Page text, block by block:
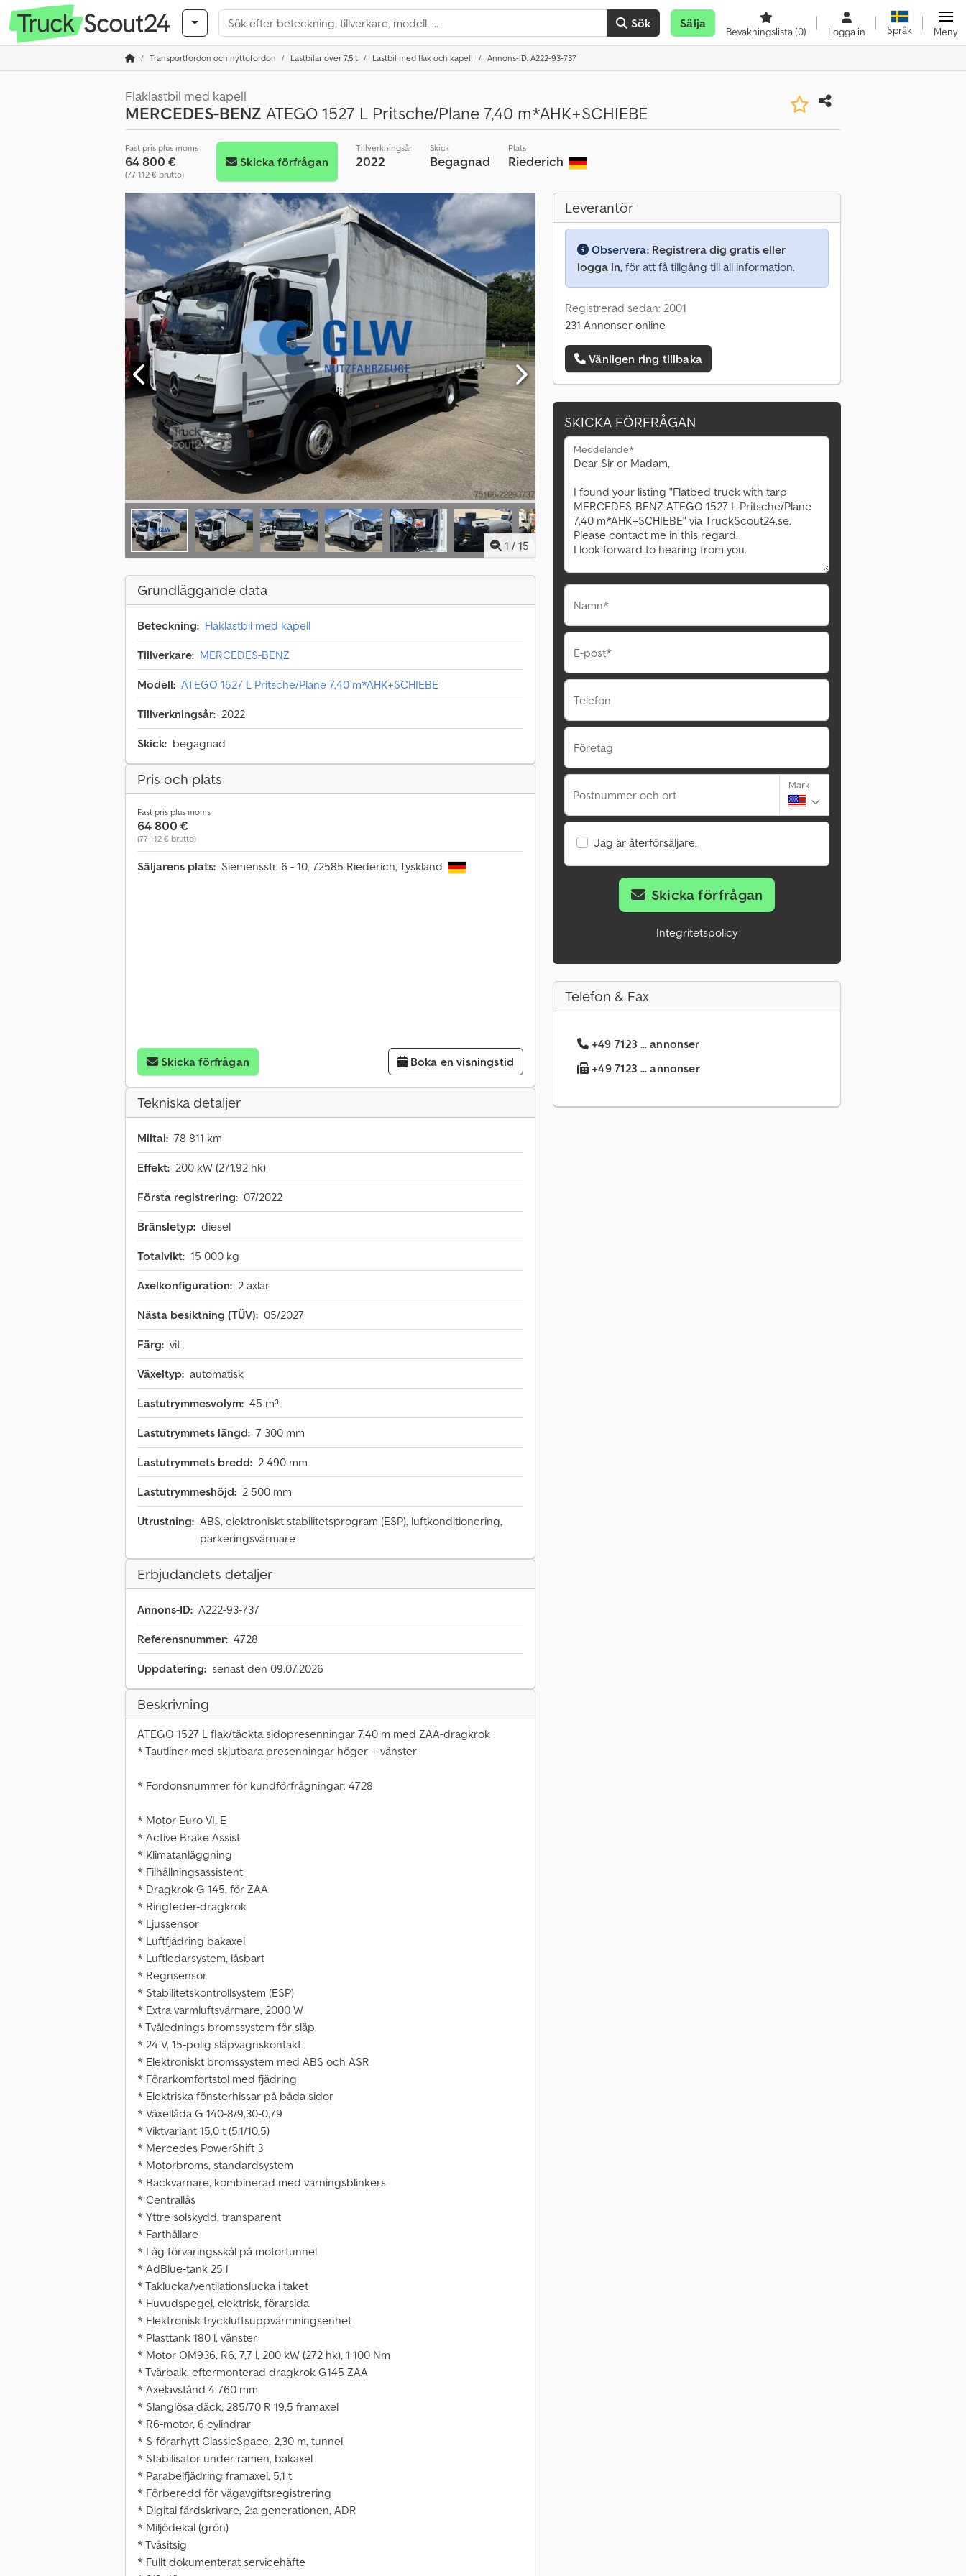
Sök Sälja
Bevakningslista(0) Logga in Språk Meny
Transportfordon och nyttofordon Lastbilar över 7,5 t Lastbil med flak och kapell Annons-ID: A222-93-737
Flaklastbil med kapell
MERCEDES-BENZ ATEGO 1527 L Pritsche/Plane 7,40 m*AHK+SCHIEBE
Fast pris plus moms
64 800 €
(77 112 € brutto)
Skicka förfrågan
Tillverkningsår
2022
Skick
Begagnad
Plats
Riederich
1 / 15
Grundläggande data
Beteckning: Flaklastbil med kapell
Tillverkare: MERCEDES-BENZ
Modell: ATEGO 1527 L Pritsche/Plane 7,40 m*AHK+SCHIEBE
Tillverkningsår: 2022
Skick: begagnad
Pris och plats
Fast pris plus moms
64 800 €
(77 112 € brutto)
Säljarens plats: Siemensstr. 6 - 10, 72585 Riederich, Tyskland
Skicka förfrågan Boka en visningstid
Tekniska detaljer
Miltal: 78 811 km
Effekt: 200 kW (271,92 hk)
Första registrering: 07/2022
Bränsletyp: diesel
Totalvikt: 15 000 kg
Axelkonfiguration: 2 axlar
Nästa besiktning (TÜV): 05/2027
Färg: vit
Växeltyp: automatisk
Lastutrymmesvolym: 45 m³
Lastutrymmets längd: 7 300 mm
Lastutrymmets bredd: 2 490 mm
Lastutrymmeshöjd: 2 500 mm
Utrustning: ABS, elektroniskt stabilitetsprogram (ESP), luftkonditionering,
parkeringsvärmare
Erbjudandets detaljer
Annons-ID: A222-93-737
Referensnummer: 4728
Uppdatering: senast den 09.07.2026
Beskrivning
ATEGO 1527 L flak/täckta sidopresenningar 7,40 m med ZAA-dragkrok
* Tautliner med skjutbara presenningar höger + vänster
* Fordonsnummer för kundförfrågningar: 4728
* Motor Euro VI, E
* Active Brake Assist
* Klimatanläggning
* Filhållningsassistent
* Dragkrok G 145, för ZAA
* Ringfeder-dragkrok
* Ljussensor
* Luftfjädring bakaxel
* Luftledarsystem, låsbart
* Regnsensor
* Stabilitetskontrollsystem (ESP)
* Extra varmluftsvärmare, 2000 W
* Tvålednings bromssystem för släp
* 24 V, 15-polig släpvagnskontakt
* Elektroniskt bromssystem med ABS och ASR
* Förarkomfortstol med fjädring
* Elektriska fönsterhissar på båda sidor
* Växellåda G 140-8/9,30-0,79
* Viktvariant 15,0 t (5,1/10,5)
* Mercedes PowerShift 3
* Motorbroms, standardsystem
* Backvarnare, kombinerad med varningsblinkers
* Centrallås
* Yttre solskydd, transparent
* Farthållare
* Låg förvaringsskål på motortunnel
* AdBlue-tank 25 l
* Taklucka/ventilationslucka i taket
* Huvudspegel, elektrisk, förarsida
* Elektronisk tryckluftsuppvärmningsenhet
* Plasttank 180 l, vänster
* Motor OM936, R6, 7,7 l, 200 kW (272 hk), 1 100 Nm
* Tvärbalk, eftermonterad dragkrok G145 ZAA
* Axelavstånd 4 760 mm
* Slanglösa däck, 285/70 R 19,5 framaxel
* R6-motor, 6 cylindrar
* S-förarhytt ClassicSpace, 2,30 m, tunnel
* Stabilisator under ramen, bakaxel
* Parabelfjädring framaxel, 5,1 t
* Förberedd för vägavgiftsregistrering
* Digital färdskrivare, 2:a generationen, ADR
* Miljödekal (grön)
* Tvåsitsig
* Fullt dokumenterat servicehäfte
Leverantör
Observera: Registrera dig gratis eller
logga in, för att få tillgång till all information.
Registrerad sedan: 2001
231 Annonser online
Vänligen ring tillbaka
SKICKA FÖRFRÅGAN
Meddelande*
Namn*
E-post*
Telefon
Företag
Postnummer och ort
Mark
Jag är återförsäljare.
Skicka förfrågan
Integritetspolicy
Telefon & Fax
+49 7123 ... annonser
+49 7123 ... annonser